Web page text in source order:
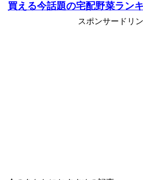
買える今話題の宅配野菜ラン
スポンサードリ